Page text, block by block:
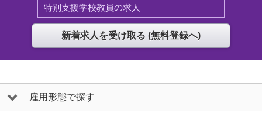
特別支援学校教員の求人
雇用形態で探す